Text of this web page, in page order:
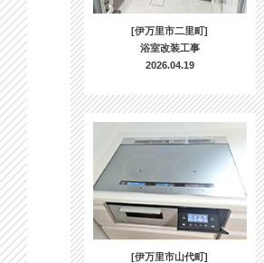
[伊万里市二里町]
浴室改装工事
2026.04.19
[伊万里市山代町]